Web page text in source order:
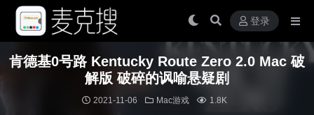
登录
肯德基0号路 Kentucky Route Zero 2.0 Mac 破
解版 破碎的讽喻悬疑剧
2021-11-06 Mac游戏 1.8K